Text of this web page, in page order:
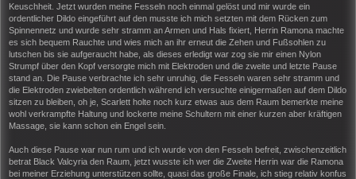
Keuschheit. Jetzt wurden meine Fesseln noch einmal gelöst und mir wurde ein
ordentlicher Dildo eingeführt auf den musste ich mich setzten mit dem Rücken zum
Spinnennetz und wurde sehr stramm an Armen und Hals fixiert, Herrin Ramona machte
es sich bequem Rauchte und wies mich an ihr erneut die Zehen und Fußsohlen zu
lutschen bis sie aufgeraucht habe, als dieses erledigt war zog sie mir einen Nylon
Strumpf über den Kopf versorgte mich mit Elektroden und die zweite und letzte Pause
stand an. Die Pause verbrachte ich sehr unruhig, die Fesseln waren sehr stramm und
die Elektroden zwiebelten ordentlich während ich versuchte einigermaßen auf dem Dildo
sitzen zu bleiben, oh je, Scarlett holte noch kurz etwas aus dem Raum bemerkte meine
wohl verkrampfte Haltung und lockerte meine Schultern mit einer kurzen aber kräftigen
Massage, sie kann schon ein Engel sein.
Auch diese Pause war nun rum und ich wurde von den Fesseln befreit, zwischenzeitlich
betrat Black Valcyria den Raum, jetzt wusste ich wer die Zweite Herrin war die Ramona
bei meiner Erziehung unterstützen sollte, quasi das große Finale, ich stieg relativ konfus